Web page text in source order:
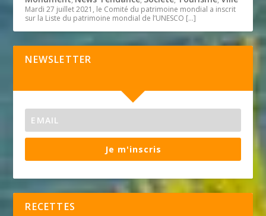
Mardi 27 juillet 2021, le Comité du patrimoine mondial a inscrit
sur la Liste du patrimoine mondial de l’UNESCO […]
NEWSLETTER
Je m'inscris
RECETTES